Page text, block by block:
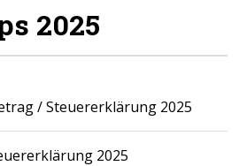
2025
/ Steuererklärung 2025
2025